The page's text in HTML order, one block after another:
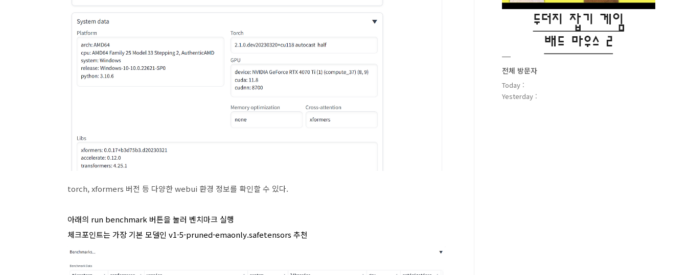
torch, xformers 버전 등 다양한 webui 환경 정보를 확인할 수 있다.
아래의 run benchmark 버튼을 눌러 벤치마크 실행
체크포인트는 가장 기본 모델인 v1-5-pruned-emaonly.safetensors 추천
전체 방문자
Today :
Yesterday :